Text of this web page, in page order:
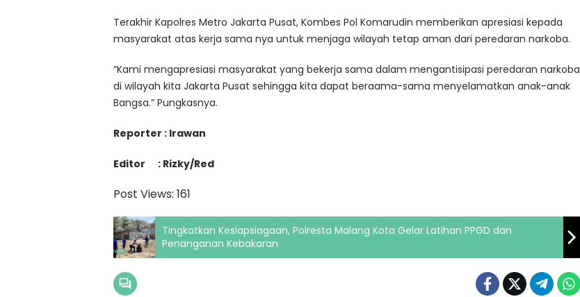
Terakhir Kapolres Metro Jakarta Pusat, Kombes Pol Komarudin memberikan apresiasi kepada
masyarakat atas kerja sama nya untuk menjaga wilayah tetap aman dari peredaran narkoba.
“Kami mengapresiasi masyarakat yang bekerja sama dalam mengantisipasi peredaran narkoba
di wilayah kita Jakarta Pusat sehingga kita dapat beraama-sama menyelamatkan anak-anak
Bangsa.” Pungkasnya.
Reporter : Irawan
Editor : Rizky/Red
Post Views: 161
Tingkatkan Kesiapsiagaan, Polresta Malang Kota Gelar Latihan PPGD dan
Penanganan Kebakaran